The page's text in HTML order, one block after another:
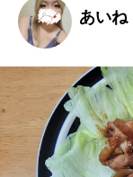
あいね